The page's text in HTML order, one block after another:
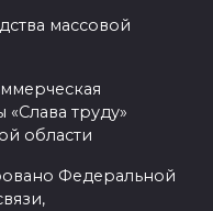
массовой
«Слава труду»
области
Федеральной